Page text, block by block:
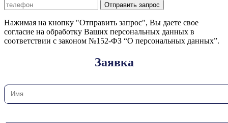
Отправить запрос
Нажимая на кнопку "Отправить запрос", Вы даете свое
согласие на обработку Ваших персональных данных в
соответствии с законом №152-ФЗ “О персональных данных”.
Заявка